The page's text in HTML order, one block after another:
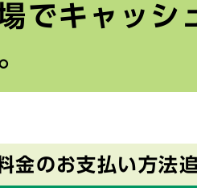
でキャッシ
金のお支払い方法